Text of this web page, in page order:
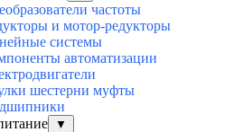
частоты
и мотор-редукторы
системы
автоматизации
шестерни муфты
▼